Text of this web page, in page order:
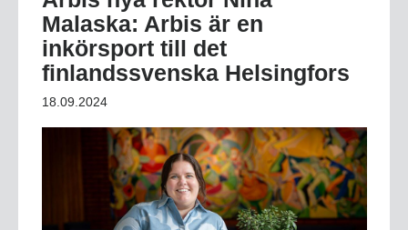
Malaska: Arbis är en
inkörsport till det
finlandssvenska Helsingfors
18.09.2024